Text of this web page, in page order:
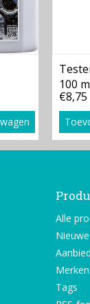
100
€8,75
Alle
Merken
Tags